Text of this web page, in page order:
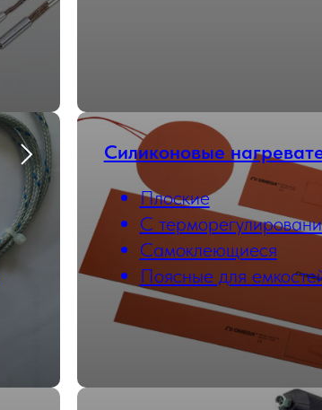
Силиконовые
Плоские
С
Самоклеющиеся
Поясные для